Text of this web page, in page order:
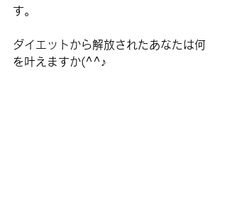
す。
ダイエットから解放されたあなたは何
を叶えますか(^^♪